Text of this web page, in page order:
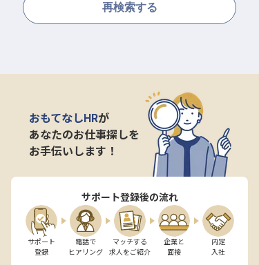
再検索する
おもてなしHRが
あなたのお仕事探しを
お手伝いします！
サポート登録後の流れ
サポート
登録
電話で
ヒアリング
マッチする
求人をご紹介
企業と
面接
内定
入社